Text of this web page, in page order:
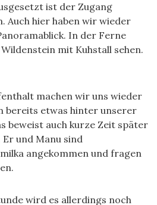
ist der Zugang
Auch hier haben wir wieder
In der Ferne
mit Kuhstall sehen.
machen wir uns wieder
bereits etwas hinter unserer
beweist auch kurze Zeit später
und Manu sind
angekommen und fragen
wird es allerdings noch